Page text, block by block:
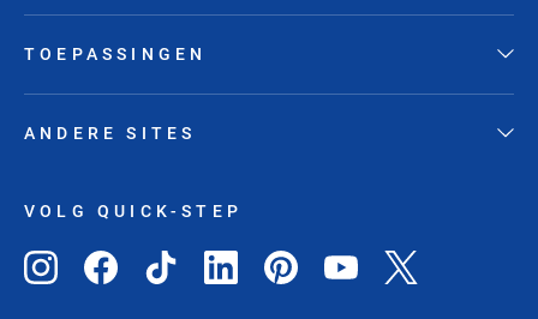
TOEPASSINGEN
ANDERE SITES
VOLG QUICK-STEP